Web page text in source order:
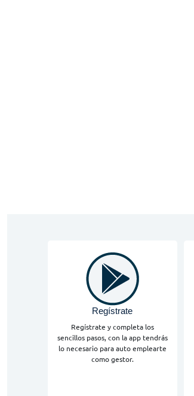
Regístrate
Regístrate y completa los
sencillos pasos, con la app tendrás
lo necesario para auto emplearte
como gestor.